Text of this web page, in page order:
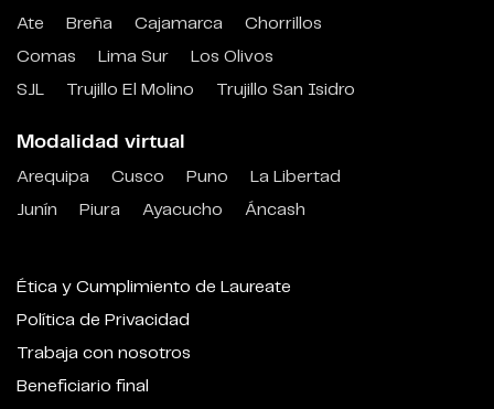
Ate Breña Cajamarca
Chorrillos
Comas
Lima Sur
Los Olivos
SJL
Trujillo El Molino Trujillo San Isidro
Modalidad virtual
Arequipa Cusco Puno
La Libertad
Junín
Piura Ayacucho Áncash
Ética y Cumplimiento de Laureate
Política de Privacidad
Trabaja con nosotros
Beneficiario final